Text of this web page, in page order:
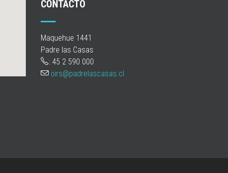
CONTACTO
Maquehue 1441
Padre las Casas
: 45 2 590 000
oirs@padrelascasas.cl